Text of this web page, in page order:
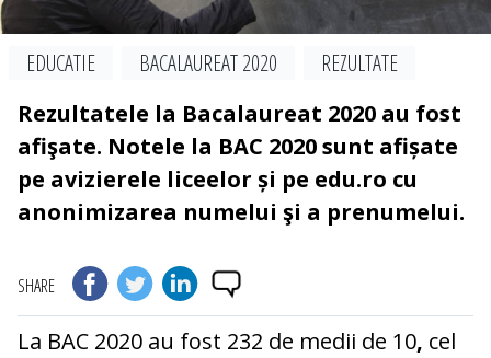
EDUCATIE BACALAUREAT 2020
REZULTATE
Rezultatele la Bacalaureat 2020 au fost
afişate. Notele la BAC 2020 sunt afișate
pe avizierele liceelor și pe edu.ro cu
anonimizarea numelui şi a prenumelui.
SHARE
La BAC 2020 au fost 232 de medii de 10, cel